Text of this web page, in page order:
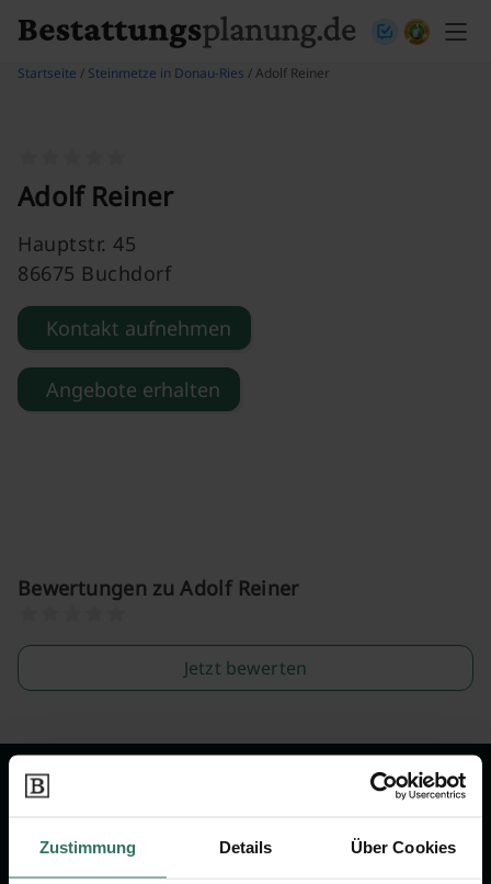
Zustimmung Details Über Cookies
Startseite / Steinmetze in Donau-Ries / Adolf Reiner
Adolf Reiner
Hauptstr. 45
86675 Buchdorf
Kontakt aufnehmen
Angebote erhalten
Bewertungen zu Adolf Reiner
Jetzt bewerten
Wir sind Ihr Ansprechpartner rund
um das Thema Bestattung &
Vorsorge.